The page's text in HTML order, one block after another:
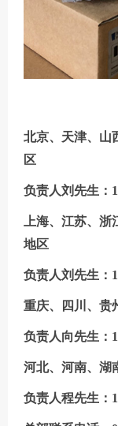
北京、天津、山
区
负责人刘先生：
上海、江苏、浙
地区
负责人刘先生：
重庆、四川、贵
负责人向先生：
河北、 河南、湖
负责人程先生：